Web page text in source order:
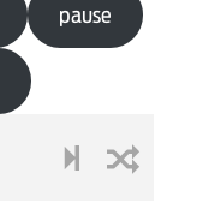
pause